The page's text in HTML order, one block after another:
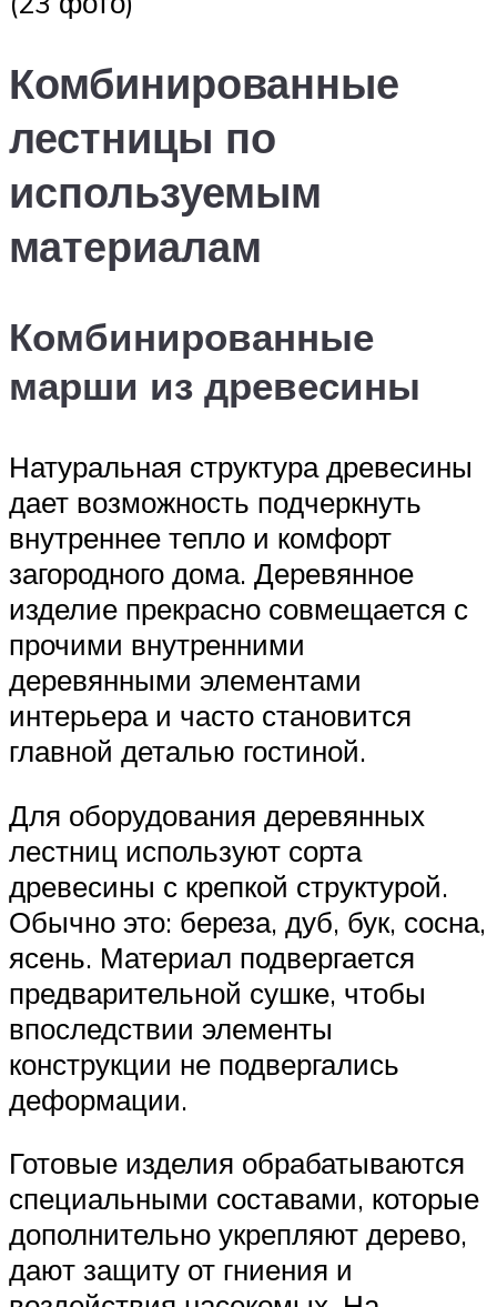
Комбинированные
лестницы по
используемым
материалам
Комбинированные
марши из древесины
Натуральная структура древесины
дает возможность подчеркнуть
внутреннее тепло и комфорт
загородного дома. Деревянное
изделие прекрасно совмещается с
прочими внутренними
деревянными элементами
интерьера и часто становится
главной деталью гостиной.
Для оборудования деревянных
лестниц используют сорта
древесины с крепкой структурой.
Обычно это: береза, дуб, бук, сосна,
ясень. Материал подвергается
предварительной сушке, чтобы
впоследствии элементы
конструкции не подвергались
деформации.
Готовые изделия обрабатываются
специальными составами, которые
дополнительно укрепляют дерево,
дают защиту от гниения и